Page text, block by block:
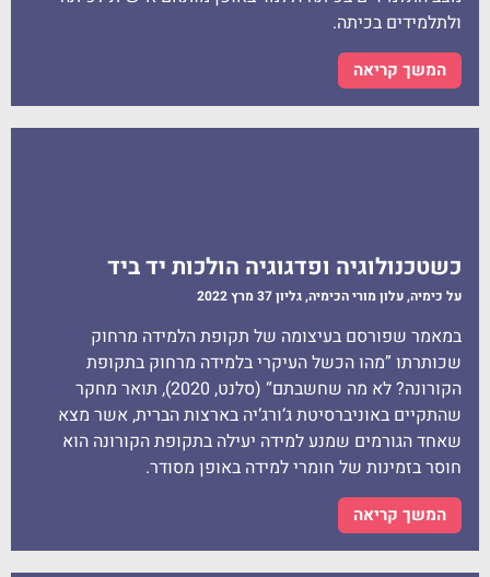
ולתלמידים בכיתה.
המשך קריאה
כשטכנולוגיה ופדגוגיה הולכות יד ביד
על כימיה, עלון מורי הכימיה, גליון 37 מרץ 2022​
במאמר שפורסם בעיצומה של תקופת הלמידה מרחוק
שכותרתו ”מהו הכשל העיקרי בלמידה מרחוק בתקופת
הקורונה? לא מה שחשבתם“ (סלנט, 2020), תואר מחקר
שהתקיים באוניברסיטת ג‘ורג‘יה בארצות הברית, אשר מצא
שאחד הגורמים שמנע למידה יעילה בתקופת הקורונה הוא
חוסר בזמינות של חומרי למידה באופן מסודר.
המשך קריאה